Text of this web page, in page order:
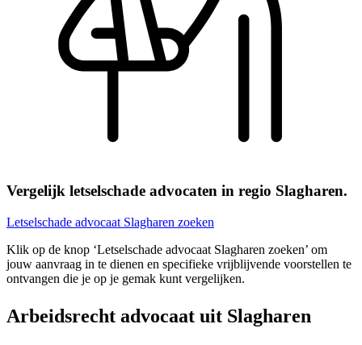
Vergelijk letselschade advocaten in regio Slagharen.
Letselschade advocaat Slagharen zoeken
Klik op de knop ‘Letselschade advocaat Slagharen zoeken’ om
jouw aanvraag in te dienen en specifieke vrijblijvende voorstellen te
ontvangen die je op je gemak kunt vergelijken.
Arbeidsrecht advocaat uit Slagharen